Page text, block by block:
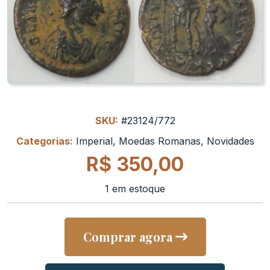
SKU: #23124/772
Categorias: Imperial, Moedas Romanas, Novidades
R$ 350,00
1 em estoque
Comprar agora